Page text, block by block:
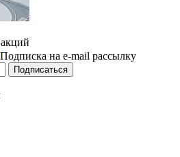
Подписка на e-mail рассылку